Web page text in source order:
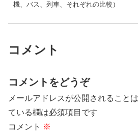
機、バス、列車、それぞれの比較）
コメント
コメントをどうぞ
メールアドレスが公開されること
ている欄は必須項目です
コメント ※